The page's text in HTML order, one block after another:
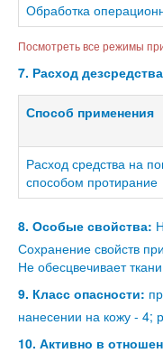
Обработка
Посмотреть все режимы
7. Расход
Способ применения
Расход средства на
способом протирание
8. Особые свойства:
Сохранение свойств
Не обесцвечивает ткани
9. Класс опасности:
нанесении на кожу - 4;
10. Активно в